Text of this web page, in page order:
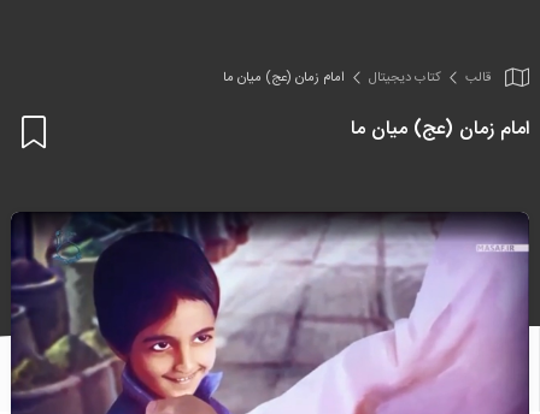
قالب کتاب دیجیتال امام زمان (عج) میان ما
امام زمان (عج) میان ما